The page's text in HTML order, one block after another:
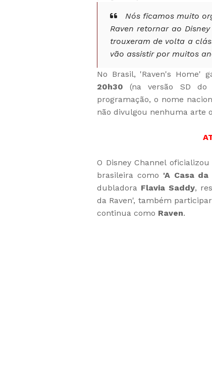
Nós ficamos muito
Raven retornar ao
trouxeram de volta a
vão assistir por muitos
No Brasil, 'Raven's Home'
20h30 (na versão SD do
programação, o nome
não divulgou nenhuma arte
O Disney Channel
brasileira como 'A Casa da
dubladora Flavia Saddy,
da Raven', também
continua como Raven.